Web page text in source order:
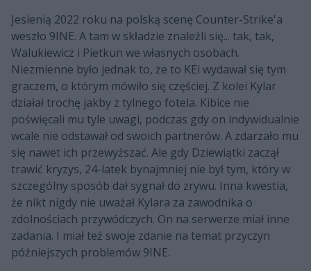
Jesienią 2022 roku na polską scenę Counter-Strike'a
weszło 9INE. A tam w składzie znaleźli się... tak, tak,
Walukiewicz i Pietkun we własnych osobach.
Niezmienne było jednak to, że to KEi wydawał się tym
graczem, o którym mówiło się częściej. Z kolei Kylar
działał trochę jakby z tylnego fotela. Kibice nie
poświęcali mu tyle uwagi, podczas gdy on indywidualnie
wcale nie odstawał od swoich partnerów. A zdarzało mu
się nawet ich przewyższać. Ale gdy Dziewiątki zaczął
trawić kryzys, 24-latek bynajmniej nie był tym, który w
szczególny sposób dał sygnał do zrywu. Inna kwestia,
że nikt nigdy nie uważał Kylara za zawodnika o
zdolnościach przywódczych. On na serwerze miał inne
zadania. I miał też swoje zdanie na temat przyczyn
późniejszych problemów 9INE.